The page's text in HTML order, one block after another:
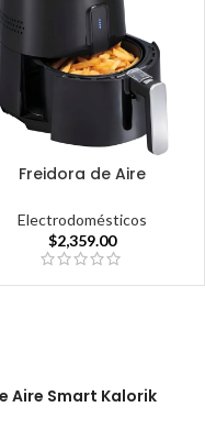
Freidora de Aire
Electrodomésticos
$2,359.00
Aire Smart Kalorik